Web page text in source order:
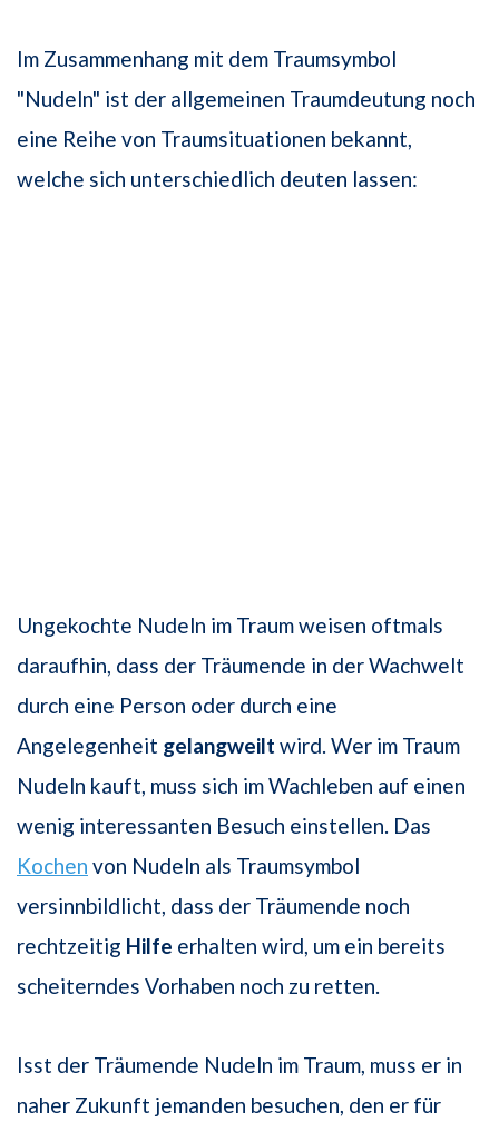
Im Zusammenhang mit dem Traumsymbol
"Nudeln" ist der allgemeinen Traumdeutung noch
eine Reihe von Traumsituationen bekannt,
welche sich unterschiedlich deuten lassen:
Ungekochte Nudeln im Traum weisen oftmals
daraufhin, dass der Träumende in der Wachwelt
durch eine Person oder durch eine
Angelegenheit gelangweilt wird. Wer im Traum
Nudeln kauft, muss sich im Wachleben auf einen
wenig interessanten Besuch einstellen. Das
Kochen von Nudeln als Traumsymbol
versinnbildlicht, dass der Träumende noch
rechtzeitig Hilfe erhalten wird, um ein bereits
scheiterndes Vorhaben noch zu retten.
Isst der Träumende Nudeln im Traum, muss er in
naher Zukunft jemanden besuchen, den er für